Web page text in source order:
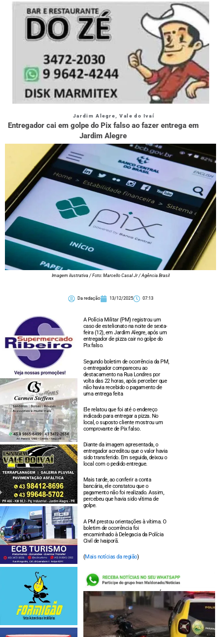
Jardim Alegre Vale do Ivaí
Entregador cai em golpe do Pix falso ao fazer entrega em
Jardim Alegre
Imagem ilustrativa / Foto: Marcello Casal Jr / Agência Brasil
Da redação 13/12/2025 07:13
A Polícia Militar (PM) registrou um
caso de estelionato na noite de sexta-
feira (12), em Jardim Alegre, após um
entregador de pizza cair no golpe do
Pix falso.
Segundo boletim de ocorrência da PM,
o entregador compareceu ao
destacamento na Rua Londres por
volta das 22 horas, após perceber que
não havia recebido o pagamento de
uma entrega feita
Ele relatou que foi até o endereço
indicado para entregar a pizza. No
local, o suposto cliente mostrou um
comprovante de Pix falso.
Diante da imagem apresentada, o
entregador acreditou que o valor havia
sido transferido. Em seguida, deixou o
local com o pedido entregue.
Mais tarde, ao conferir a conta
bancária, ele constatou que o
pagamento não foi realizado. Assim,
percebeu que havia sido vítima de
golpe.
A PM prestou orientações à vítima. O
boletim de ocorrência foi
encaminhado à Delegacia da Polícia
Civil de Ivaiporã.
(Mais notícias da região)
LEIA TAMBÉM: